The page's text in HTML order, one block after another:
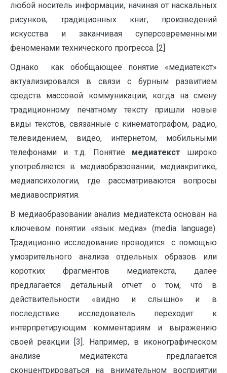
любой носитель информации, начиная от наскальных
рисунков, традиционных книг, произведений
искусства и заканчивая суперсовременными
феноменами технического прогресса. [2]
Однако как обобщающее понятие «медиатекст»
актуализировался в связи с бурным развитием
средств массовой коммуникации, когда на смену
традиционному печатному тексту пришли новые
виды текстов, связанные с кинематографом, радио,
телевидением, видео, интернетом, мобильными
телефонами и т.д. Понятие медиатекст широко
употребляется в медиаобразовании, медиакритике,
медиапсихологии, где рассматриваются вопросы
медиавосприятия.
В медиаобразовании анализ медиатекста основан на
ключевом понятии «язык медиа» (media language).
Традиционно исследование проводится с помощью
умозрительного анализа отдельных образов или
коротких фрагментов медиатекста, далее
предлагается детальный отчет о том, что в
действительности «видно и слышно» и в
последствие исследователь переходит к
интерпретирующим комментариям и выражению
своей реакции [3]. Например, в иконографическом
анализе медиатекста предлагается
сконцентрироваться на внимательном восприятии